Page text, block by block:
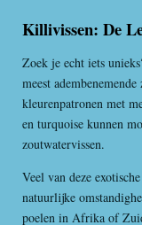
Killivissen: De
Zoek je echt iets
meest
kleurenpatronen met
en turquoise kunnen
zoutwatervissen.
Veel van deze
natuurlijke
poelen in Afrika of